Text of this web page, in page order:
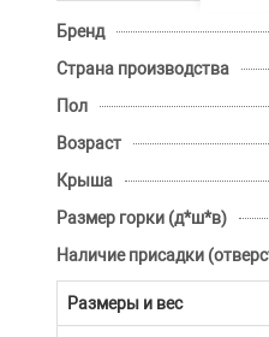
Бренд
Страна производства
Пол
Возраст
Крыша
Размер горки (д*ш*в)
Наличие присадки
Размеры и вес